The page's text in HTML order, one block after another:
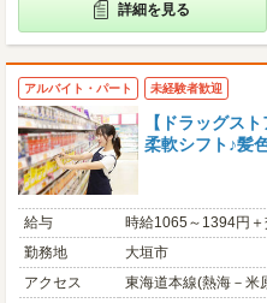
詳細を見る
アルバイト・パート 未経験者歓迎
【ドラッグス
柔軟シフト♪髪
給与
時給1065～1394円
勤務地
大垣市
アクセス
東海道本線(熱海－米